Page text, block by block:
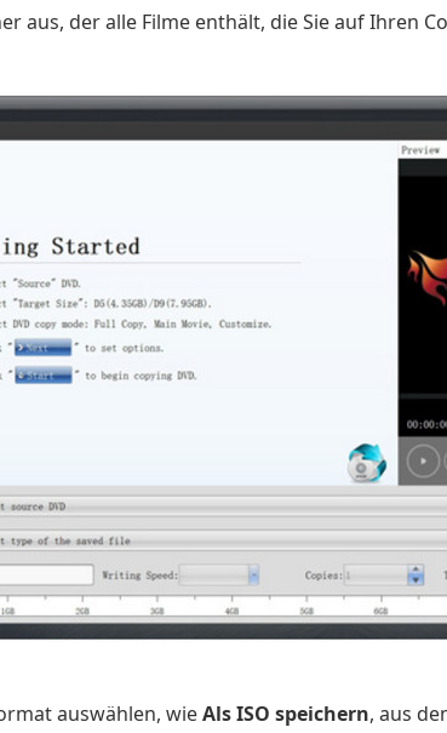
aus, der alle Filme enthält, die Sie auf Ihren
auswählen, wieAls ISO speichern, aus